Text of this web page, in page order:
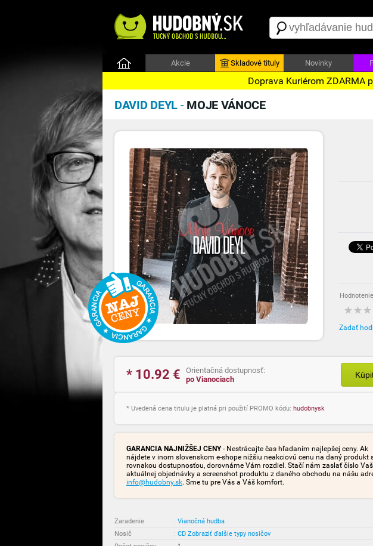
Akcie Skladové tituly Novinky
Doprava Kuriérom ZDARMA
DAVID DEYL - MOJE VÁNOCE
Hodnotenie
Zadať
* 10.92 €
Orientačná dostupnosť:
po Vianociach
* Uvedená cena titulu je platná pri použití PROMO kódu: hudobnysk
GARANCIA NAJNIŽŠEJ CENY- Nestrácajte čas hľadaním najlepšej ceny. Ak
nájdete v inom slovenskom e-shope nižšiu neakciovú cenu na daný produkt
rovnakou dostupnosťou, dorovnáme Vám rozdiel. Stačí nám zaslať číslo
aktuálnej objednávky a screenshot produktu z daného obchodu na nášu
info@hudobny.sk. Sme tu pre Vás a Váš komfort.
Zaradenie : Vianočná hudba
Nosič
: CD Zobraziť ďalšie typy nosičov